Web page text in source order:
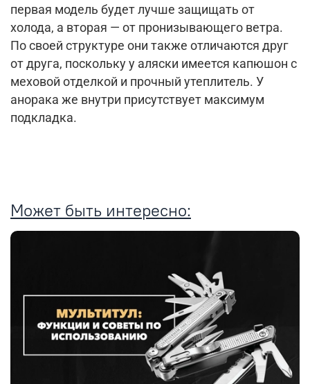
первая модель будет лучше защищать от
холода, а вторая — от пронизывающего ветра.
По своей структуре они также отличаются друг
от друга, поскольку у аляски имеется капюшон с
меховой отделкой и прочный утеплитель. У
анорака же внутри присутствует максимум
подкладка.
Может быть интересно: